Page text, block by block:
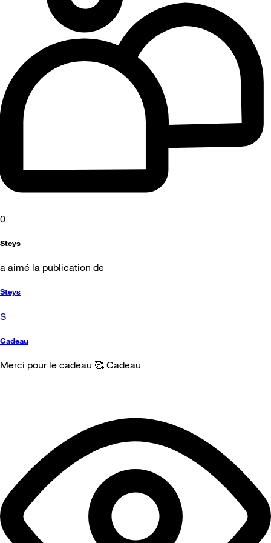
0
Steys
a aimé la publication de
Steys
S
Cadeau
Merci pour le cadeau 🥰 Cadeau